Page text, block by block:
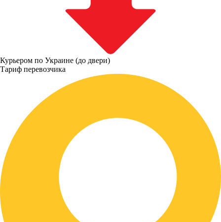
Курьером по Украине (до двери)
Тариф перевозчика